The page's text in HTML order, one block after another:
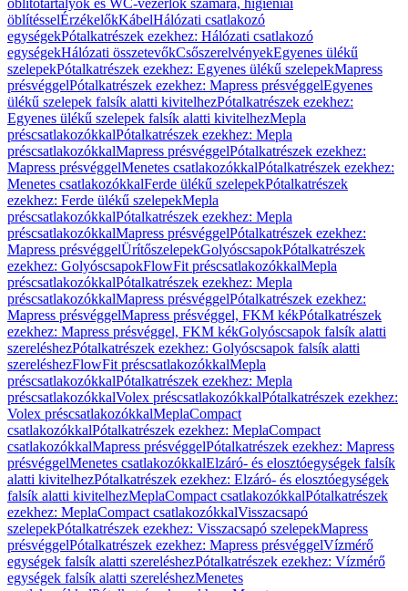
öblítőtartályok és WC-vezérlők számára, higiéniai
öblítésselÉrzékelőkKábelHálózati csatlakozó
egységekPótalkatrészek ezekhez: Hálózati csatlakozó
egységekHálózati összetevőkCsőszerelvényekEgyenes ülékű
szelepekPótalkatrészek ezekhez: Egyenes ülékű szelepekMapress
présvéggelPótalkatrészek ezekhez: Mapress présvéggelEgyenes
ülékű szelepek falsík alatti kivitelhezPótalkatrészek ezekhez:
Egyenes ülékű szelepek falsík alatti kivitelhezMepla
préscsatlakozókkalPótalkatrészek ezekhez: Mepla
préscsatlakozókkalMapress présvéggelPótalkatrészek ezekhez:
Mapress présvéggelMenetes csatlakozókkalPótalkatrészek ezekhez:
Menetes csatlakozókkalFerde ülékű szelepekPótalkatrészek
ezekhez: Ferde ülékű szelepekMepla
préscsatlakozókkalPótalkatrészek ezekhez: Mepla
préscsatlakozókkalMapress présvéggelPótalkatrészek ezekhez:
Mapress présvéggelÜrítőszelepekGolyóscsapokPótalkatrészek
ezekhez: GolyóscsapokFlowFit préscsatlakozókkalMepla
préscsatlakozókkalPótalkatrészek ezekhez: Mepla
préscsatlakozókkalMapress présvéggelPótalkatrészek ezekhez:
Mapress présvéggelMapress présvéggel, FKM kékPótalkatrészek
ezekhez: Mapress présvéggel, FKM kékGolyóscsapok falsík alatti
szereléshezPótalkatrészek ezekhez: Golyóscsapok falsík alatti
szereléshezFlowFit préscsatlakozókkalMepla
préscsatlakozókkalPótalkatrészek ezekhez: Mepla
préscsatlakozókkalVolex préscsatlakozókkalPótalkatrészek ezekhez:
Volex préscsatlakozókkalMeplaCompact
csatlakozókkalPótalkatrészek ezekhez: MeplaCompact
csatlakozókkalMapress présvéggelPótalkatrészek ezekhez: Mapress
présvéggelMenetes csatlakozókkalElzáró- és elosztóegységek falsík
alatti kivitelhezPótalkatrészek ezekhez: Elzáró- és elosztóegységek
falsík alatti kivitelhezMeplaCompact csatlakozókkalPótalkatrészek
ezekhez: MeplaCompact csatlakozókkalVisszacsapó
szelepekPótalkatrészek ezekhez: Visszacsapó szelepekMapress
présvéggelPótalkatrészek ezekhez: Mapress présvéggelVízmérő
egységek falsík alatti szereléshezPótalkatrészek ezekhez: Vízmérő
egységek falsík alatti szereléshezMenetes